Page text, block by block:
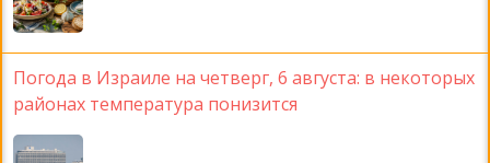
Погода в Израиле на четверг, 6 августа: в некоторых
районах температура понизится